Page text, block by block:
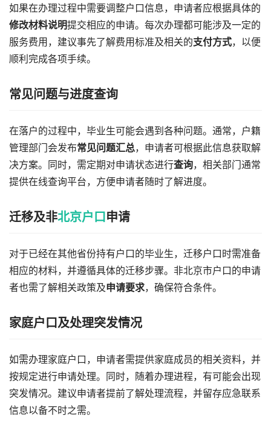
如果在办理过程中需要调整户口信息，申请者应根据具体的
修改材料说明提交相应的申请。每次办理都可能涉及一定的
服务费用，建议事先了解费用标准及相关的支付方式，以便
顺利完成各项手续。
常见问题与进度查询
在落户的过程中，毕业生可能会遇到各种问题。通常，户籍
管理部门会发布常见问题汇总，申请者可根据此信息获取解
决方案。同时，需定期对申请状态进行查询，相关部门通常
提供在线查询平台，方便申请者随时了解进度。
迁移及非北京户口 申请
对于已经在其他省份持有户口的毕业生，迁移户口时需准备
相应的材料，并遵循具体的迁移步骤。非北京市户口的申请
者也需了解相关政策及申请要求，确保符合条件。
家庭户口及处理突发情况
如需办理家庭户口，申请者需提供家庭成员的相关资料，并
按规定进行申请处理。同时，随着办理进程，有可能会出现
突发情况。建议申请者提前了解处理流程，并留存应急联系
信息以备不时之需。